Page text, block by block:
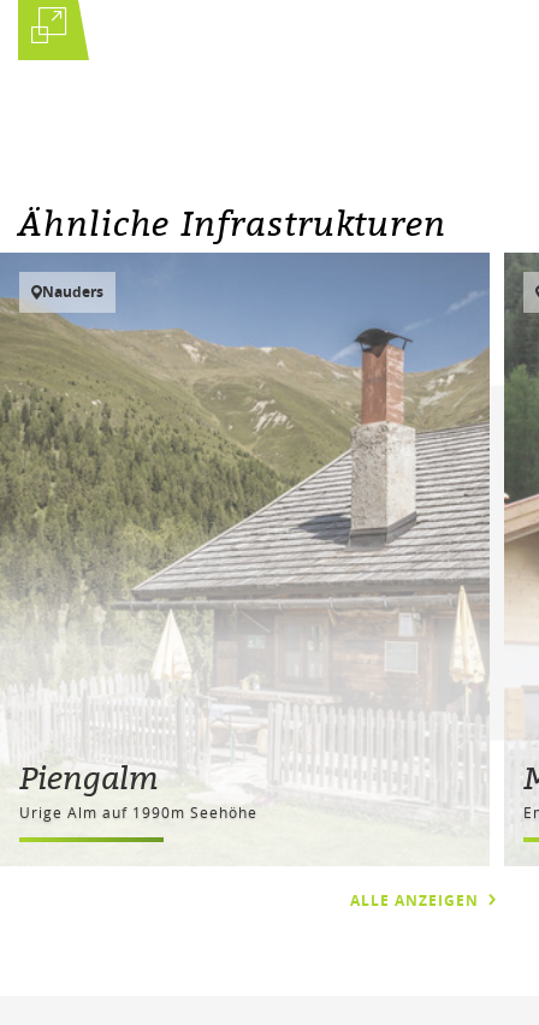
Ähnliche Infrastrukturen
Nauders
Piengalm
Urige Alm auf 1990m Seehöhe
ALLE ANZEIGEN